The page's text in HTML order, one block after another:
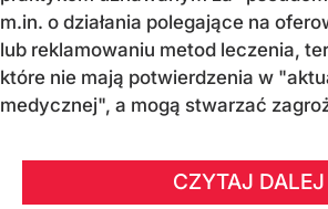
m.in. o działania polegające na
lub reklamowaniu metod leczenia,
które nie mają potwierdzenia w
medycznej", a mogą stwarzać
CZYTAJ DALEJ